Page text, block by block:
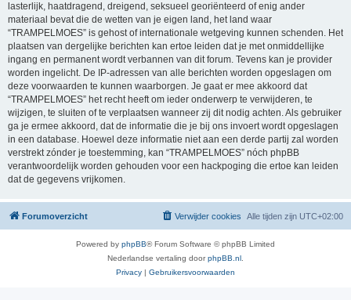
lasterlijk, haatdragend, dreigend, seksueel georiënteerd of enig ander
materiaal bevat die de wetten van je eigen land, het land waar
“TRAMPELMOES” is gehost of internationale wetgeving kunnen schenden. Het
plaatsen van dergelijke berichten kan ertoe leiden dat je met onmiddellijke
ingang en permanent wordt verbannen van dit forum. Tevens kan je provider
worden ingelicht. De IP-adressen van alle berichten worden opgeslagen om
deze voorwaarden te kunnen waarborgen. Je gaat er mee akkoord dat
“TRAMPELMOES” het recht heeft om ieder onderwerp te verwijderen, te
wijzigen, te sluiten of te verplaatsen wanneer zij dit nodig achten. Als gebruiker
ga je ermee akkoord, dat de informatie die je bij ons invoert wordt opgeslagen
in een database. Hoewel deze informatie niet aan een derde partij zal worden
verstrekt zónder je toestemming, kan “TRAMPELMOES” nóch phpBB
verantwoordelijk worden gehouden voor een hackpoging die ertoe kan leiden
dat de gegevens vrijkomen.
Forumoverzicht Alle tijden zijn UTC+02:00
Verwijder cookies
Powered by phpBB® Forum Software © phpBB Limited
Nederlandse vertaling doorphpBB.nl
Privacy | Gebruikersvoorwaarden